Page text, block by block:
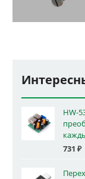
HW-
731 ₽